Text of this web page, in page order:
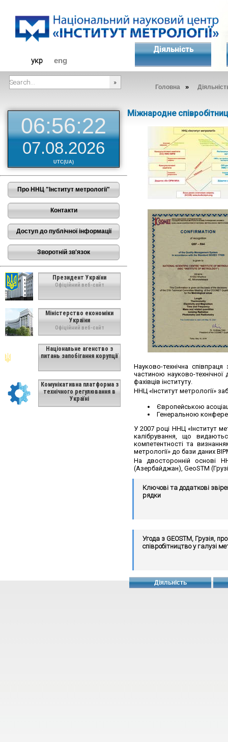
укр eng
Діяльність
Головна »
06:56:22
07.08.2026
UTC(UA)
Про ННЦ "Інститут метрології"
Контакти
Доступ до публічної інформації
Зворотній зв'язок
Президент України
Офіційний веб-сайт
Міністерство економіки
України
Офіційний веб-сайт
Національне агенство з
питань запобігання корупції
Комунікативна платформа з
технічного регулювання в
Україні
Міжнародне
Науково-технічна
частиною науково-технічної
фахівців інституту.
ННЦ «Інститут метрології»
Європейською
Генеральною
У 2007 році ННЦ «Інститут
калібрування, що
компетентності та
метрології» до бази даних
На двосторонній основі
(Азербайджан), GeoSTM
Ключові та додаткові
рядки
Угода з GEOSTM, Грузія, про
співробітництво у галузі
MoU з GUM, Польща, щодо
Діяльність